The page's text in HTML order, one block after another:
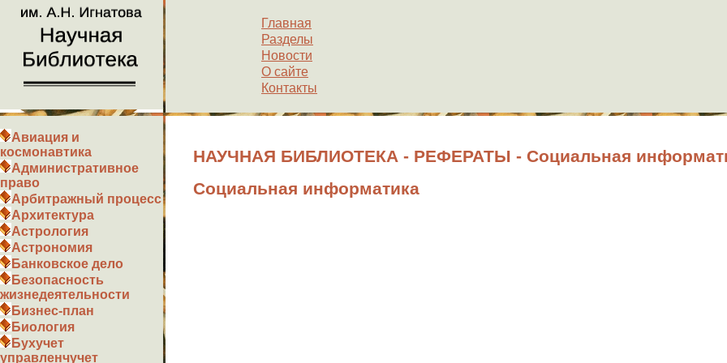
Главная
Разделы
Новости
О сайте
Контакты
Авиация и
космонавтика
Административное
право
Арбитражный процесс
Архитектура
Астрология
Астрономия
Банковское дело
Безопасность
жизнедеятельности
Бизнес-план
Биология
Бухучет
управленчучет
НАУЧНАЯ БИБЛИОТЕКА - РЕФЕРАТЫ - Социальная
Социальная информатика